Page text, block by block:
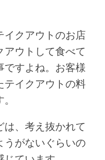
イクアウトのお店
ウトして食べて
ですよね。お客様
テイクアウトの料
、考え抜かれて
うがないぐらいの